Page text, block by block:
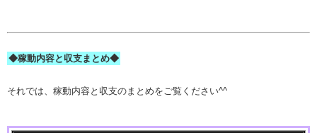
◆稼動内容と収支まとめ◆
それでは、稼動内容と収支のまとめをご覧ください^^